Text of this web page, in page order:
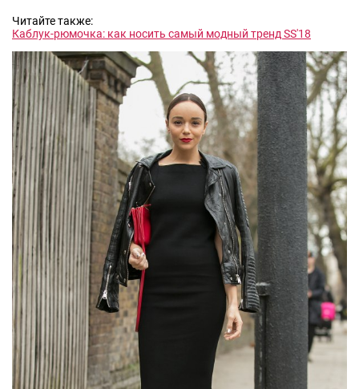
Читайте также:
Каблук-рюмочка: как носить самый модный тренд SS'18